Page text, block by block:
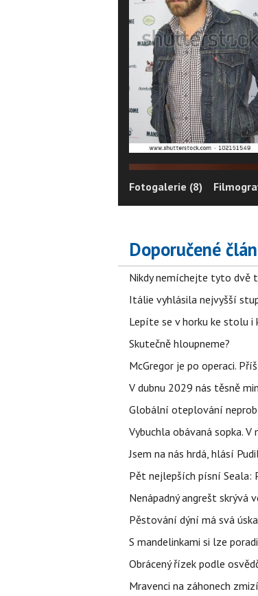
Fotogalerie (8)
Doporučené
Nikdy nemíchejte tyto dvě
Itálie vyhlásila nejvyšší
Lepíte se v horku ke stolu
Skutečně hloupneme?
McGregor je po operaci.
V dubnu 2029 nás těsně
Globální oteplování
Vybuchla obávaná sopka.
Jsem na nás hrdá, hlásí
Pět nejlepších písní Seala:
Nenápadný angrešt skrývá
Pěstování dýní má svá
S mandelinkami si lze
Obrácený řízek podle
Mravenci na záhonech